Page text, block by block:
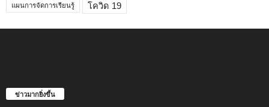
แผนการจัดการเรียนรู้ โควิด 19
ข่าวมากยิ่งขึ้น